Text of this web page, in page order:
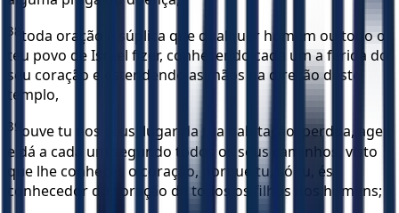
38 toda oração e súplica que qualquer homem ou todo o
teu povo de Israel fizer, conhecendo cada um a ferida do
seu coração e estendendo as mãos na direção deste
templo,
39 ouve tu nos céus, lugar da tua habitação, perdoa, age
e dá a cada um segundo todos os seus caminhos, visto
que lhe conheces o coração, porque tu, só tu, és
conhecedor do coração de todos os filhos dos homens;